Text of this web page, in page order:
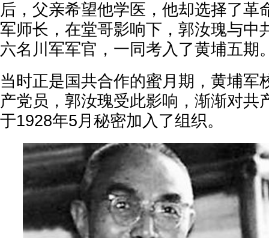
后，父亲希望他学医，他却选择了革
军师长，在堂哥影响下，郭汝瑰与中
六名川军军官，一同考入了黄埔五期
当时正是国共合作的蜜月期，黄埔军
产党员，郭汝瑰受此影响，渐渐对共
于1928年5月秘密加入了组织。